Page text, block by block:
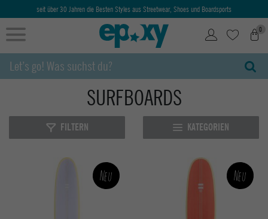
0
SURFBOARDS
FILTERN KATEGORIEN
Neu Neu